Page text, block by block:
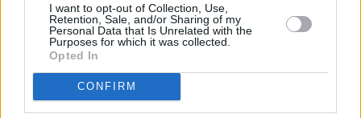
I want to opt-out of Collection, Use,
Retention, Sale, and/or Sharing of my
Personal Data that Is Unrelated with the
Purposes for which it was collected.
Opted In
CONFIRM